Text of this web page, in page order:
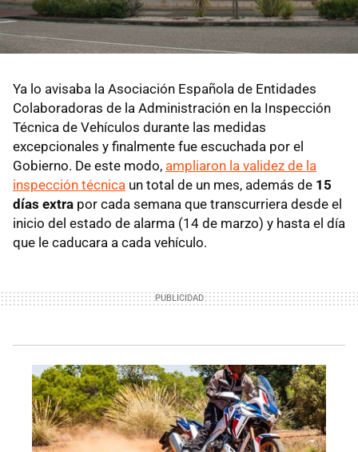
Ya lo avisaba la Asociación Española de Entidades
Colaboradoras de la Administración en la Inspección
Técnica de Vehículos durante las medidas
excepcionales y finalmente fue escuchada por el
Gobierno. De este modo, ampliaron la validez de la
inspección técnica un total de un mes, además de 15
días extra por cada semana que transcurriera desde el
inicio del estado de alarma (14 de marzo) y hasta el día
que le caducara a cada vehículo.